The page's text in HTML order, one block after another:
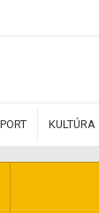
KULTÚRA